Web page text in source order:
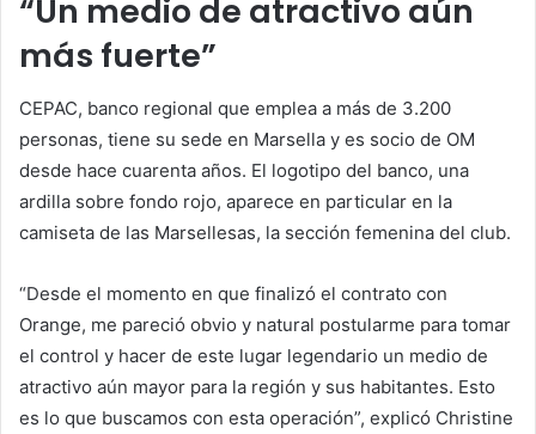
“Un medio de atractivo aún
más fuerte”
CEPAC, banco regional que emplea a más de 3.200
personas, tiene su sede en Marsella y es socio de OM
desde hace cuarenta años. El logotipo del banco, una
ardilla sobre fondo rojo, aparece en particular en la
camiseta de las Marsellesas, la sección femenina del club.
“Desde el momento en que finalizó el contrato con
Orange, me pareció obvio y natural postularme para tomar
el control y hacer de este lugar legendario un medio de
atractivo aún mayor para la región y sus habitantes. Esto
es lo que buscamos con esta operación”, explicó Christine